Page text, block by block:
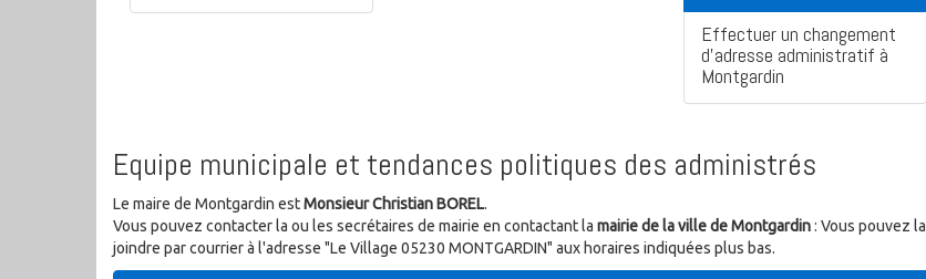
Effectuer un changement
d'adresse administratif à
Montgardin
Equipe municipale et tendances politiques des administrés
Le maire de Montgardin estMonsieur Christian BOREL.
Vous pouvez contacter la ou les secrétaires de mairie en contactant la mairie de la ville de Montgardin: Vous pouvez la
joindre par courrier à l'adresse "Le Village 05230 MONTGARDIN" aux horaires indiquées plus bas.